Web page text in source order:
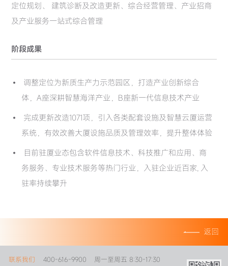
定位规划、 建筑诊断及改造更新、综合经营管理、产业招商
及产业服务一站式综合管理
阶段成果
调整定位为新质生产力示范园区，打造产业创新综合
体，A座深耕智慧海洋产业，B座新一代信息技术产业
完成更新改造1071项，引入各类配套设施及智慧云厦运营
系统，有效改善大厦设施品质及管理效率，提升整体体验
目前驻厦业态包含软件信息技术、科技推广和应用、商
务服务、专业技术服务等热门行业，入驻企业近百家, 入
驻率持续攀升
返回
联系我们 400-616-9900 周一至周五 8:30-17:30